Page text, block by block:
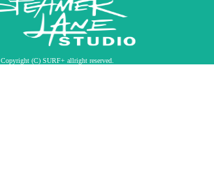
Copyright (C) SURF+ allright reserved.